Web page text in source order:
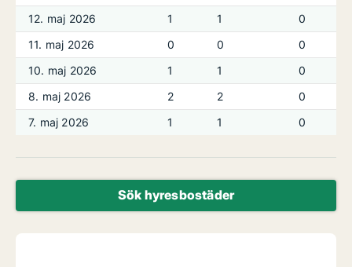
12. maj 2026
1 1
0
11. maj 2026
0 0
0
10. maj 2026
1 1
0
8. maj 2026
2 2
0
7. maj 2026
1 1 0
Sök hyresbostäder